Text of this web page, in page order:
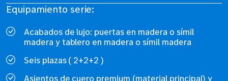
Equipamiento serie:
Acabados de lujo: puertas en madera o símil
madera y tablero en madera o símil madera
Seis plazas ( 2+2+2 )
Asientos de cuero premium (material principal) y